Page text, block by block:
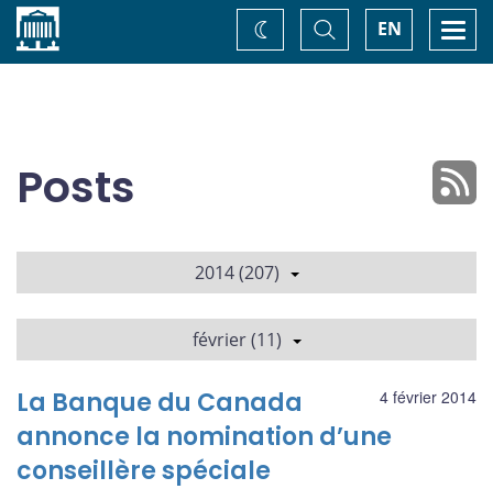
Accueil EN
Basculer
la
recherche
Changez
de
Posts
2014 (207)
février (11)
4 février 2014
La Banque du Canada
annonce la nomination d’une
conseillère spéciale